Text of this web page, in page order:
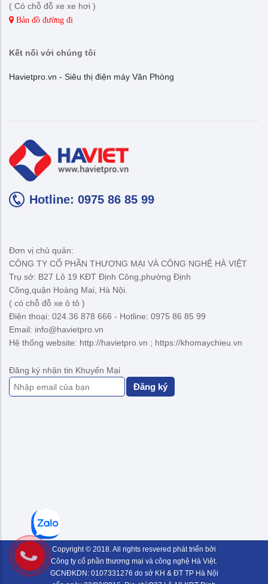
( Có chỗ đỗ xe xe hơi )
Bản đồ đường đi
Kết nối với chúng tôi
Havietpro.vn - Siêu thị điện máy Văn Phòng
Hotline: 0975 86 85 99
Đơn vị chủ quản:
CÔNG TY CỔ PHẦN THƯƠNG MẠI VÀ CÔNG NGHỆ HÀ VIỆT
Trụ sở: B27 Lô 19 KĐT Định Công,phường Định
Công,quận Hoàng Mai, Hà Nội.
( có chỗ đỗ xe ô tô )
Điện thoại: 024.36 878 666 - Hotline: 0975 86 85 99
Email: info@havietpro.vn
Hệ thống website: http://havietpro.vn ; https://khomaychieu.vn
Đăng ký nhận tin Khuyến Mại
Đăng ký
Copyright © 2018. All rights resvered phát triển bởi
Công ty cổ phần thương mại và công nghệ Hà Việt.
GCNĐKDN: 0107331276 do sở KH & ĐT TP Hà Nội